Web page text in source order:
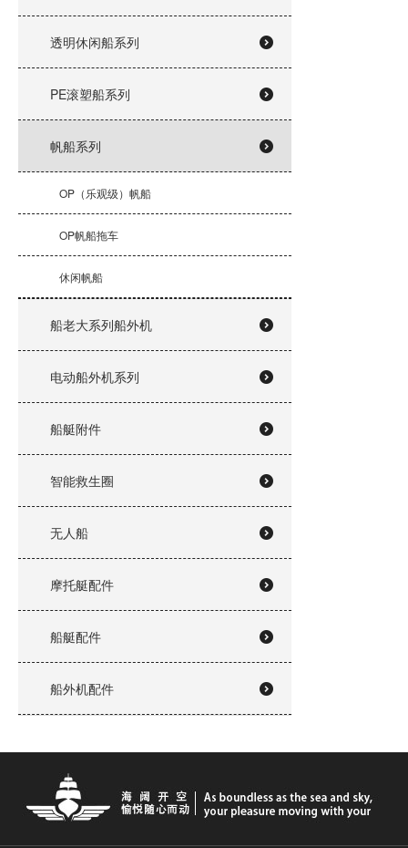
透明休闲船系列
PE滚塑船系列
帆船系列
OP（乐观级）帆船
OP帆船拖车
休闲帆船
船老大系列船外机
电动船外机系列
船艇附件
智能救生圈
无人船
摩托艇配件
船艇配件
船外机配件